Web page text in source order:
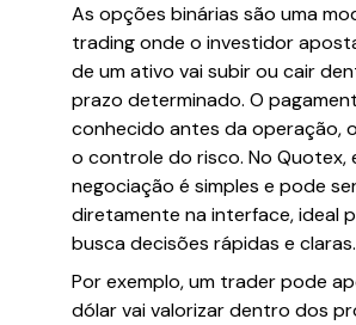
As opções binárias são uma
trading onde o investidor
de um ativo vai subir ou cair
prazo determinado. O
conhecido antes da operação,
o controle do risco. No Quotex,
negociação é simples e pode
diretamente na interface, ideal
busca decisões rápidas e claras.
Por exemplo, um trader pode
dólar vai valorizar dentro dos